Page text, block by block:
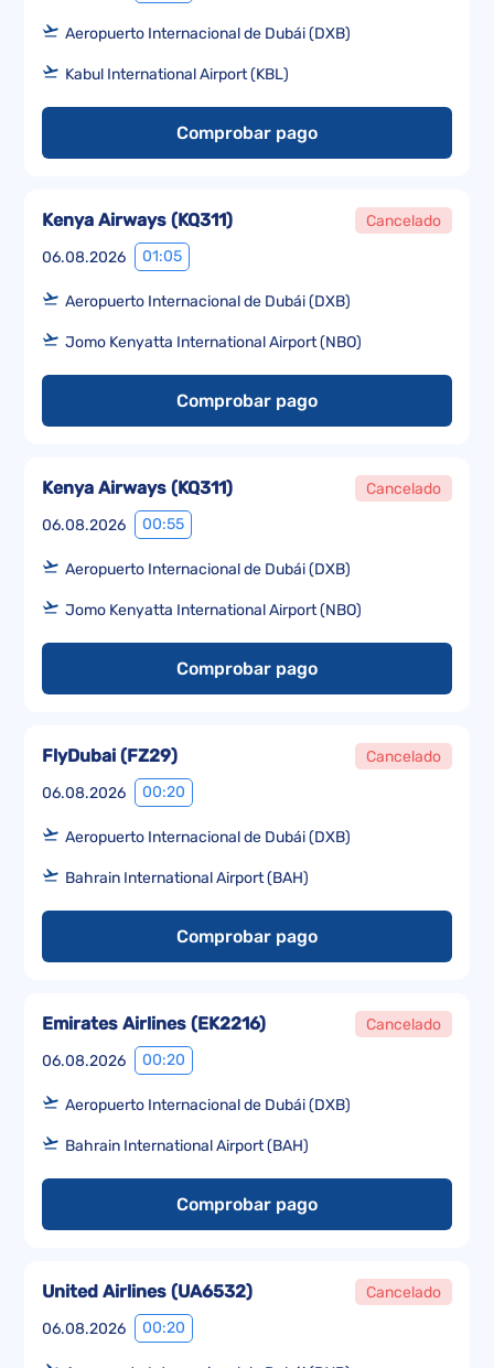
Aeropuerto Internacional de Dubái (DXB)
Kabul International Airport (KBL)
Comprobar pago
06.08.2026 01:05
Kenya Airways (KQ311) Cancelado
Aeropuerto Internacional de Dubái (DXB)
Jomo Kenyatta International Airport (NBO)
Comprobar pago
06.08.2026 00:55
Kenya Airways (KQ311) Cancelado
Aeropuerto Internacional de Dubái (DXB)
Jomo Kenyatta International Airport (NBO)
Comprobar pago
06.08.2026 00:20
FlyDubai (FZ29) Cancelado
Aeropuerto Internacional de Dubái (DXB)
Bahrain International Airport (BAH)
Comprobar pago
06.08.2026 00:20
Emirates Airlines (EK2216) Cancelado
Aeropuerto Internacional de Dubái (DXB)
Bahrain International Airport (BAH)
Comprobar pago
06.08.2026 00:20
United Airlines (UA6532) Cancelado